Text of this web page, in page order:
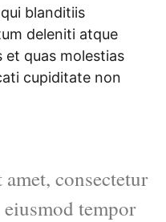
blanditiis
deleniti atque
quas molestias
cupiditate non
consectetur
tempor